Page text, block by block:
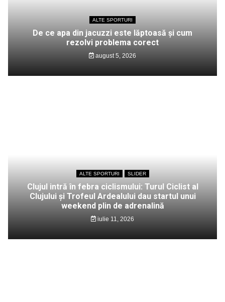
ALTE SPORTURI
De ce apa din jacuzzi este lăptoasă și cum
rezolvi problema corect
august 5, 2026
ALTE SPORTURI SLIDER
Clujul intră în febra ciclismului: Turul Ciclist al
Clujului și Trofeul Ardealului dau startul unui
weekend plin de adrenalină
iulie 11, 2026